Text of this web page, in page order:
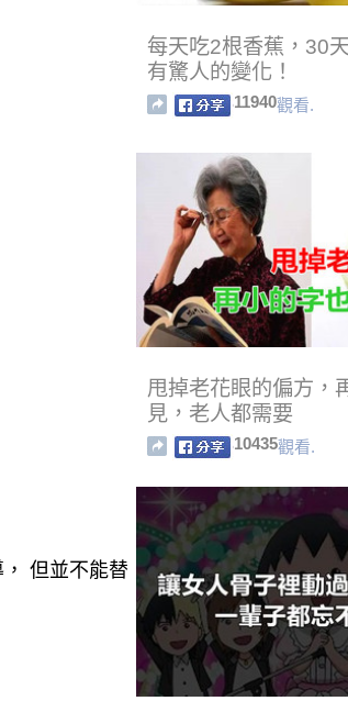
每天吃2根香蕉，30
有驚人的變化！
11940觀看.
甩掉老花眼的偏方，
見，老人都需要
10435觀看.